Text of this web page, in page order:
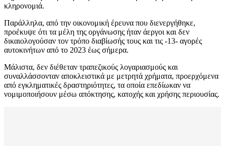
κληρονομιά.
Παράλληλα, από την οικονομική έρευνα που διενεργήθηκε,
προέκυψε ότι τα μέλη της οργάνωσης ήταν άεργοι και δεν
δικαιολογούσαν τον τρόπο διαβίωσής τους και τις -13- αγορές
αυτοκινήτων από το 2023 έως σήμερα.
Μάλιστα, δεν διέθεταν τραπεζικούς λογαριασμούς και
συναλλάσσονταν αποκλειστικά με μετρητά χρήματα, προερχόμενα
από εγκληματικές δραστηριότητες, τα οποία επεδίωκαν να
νομιμοποιήσουν μέσω απόκτησης, κατοχής και χρήσης περιουσίας.